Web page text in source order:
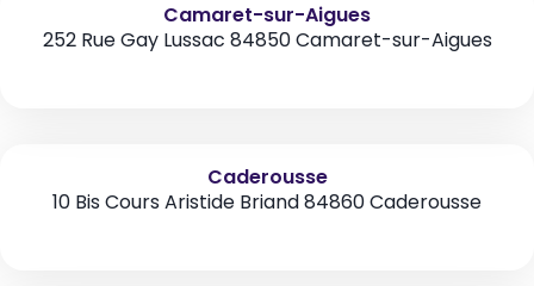
Camaret-sur-Aigues
252 Rue Gay Lussac 84850 Camaret-sur-Aigues
Caderousse
10 Bis Cours Aristide Briand 84860 Caderousse